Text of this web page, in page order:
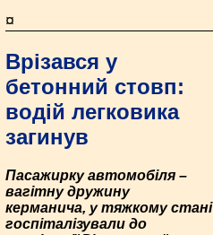
¤
Врізався у
бетонний стовп:
водій легковика
загинув
Пасажирку автомобіля –
вагітну дружину
керманича, у тяжкому стані
госпіталізували до